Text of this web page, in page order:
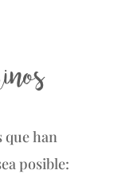
que han
posible: